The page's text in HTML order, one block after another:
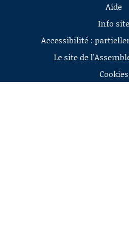
Aide
Info site
Accessibilité :
Le site de
Cookies